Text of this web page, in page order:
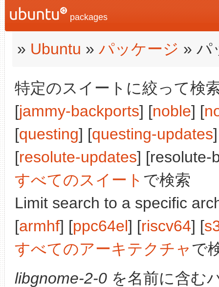
packages
» Ubuntu » パッケージ » パ
特定のスイートに絞って検
[jammy-backports] [noble] [
[questing] [questing-updates
[resolute-updates] [resolute-
すべてのスイート で検索
Limit search to a specific
[armhf] [ppc64el] [riscv64] [
すべてのアーキテクチャで
libgnome-2-0 を名前に含む